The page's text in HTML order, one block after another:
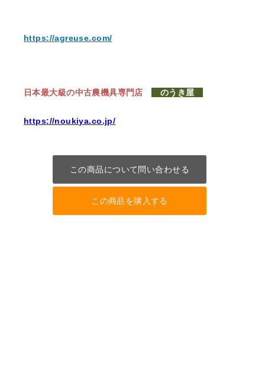
https://agreuse.com/
日本最大級の中古農機具専門店 のうき屋
https://noukiya.co.jp/
この商品について問い合わせる
この商品を購入する